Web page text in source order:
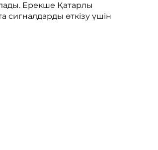
Ерекше Қатарлы
сигналдарды өткізу үшін